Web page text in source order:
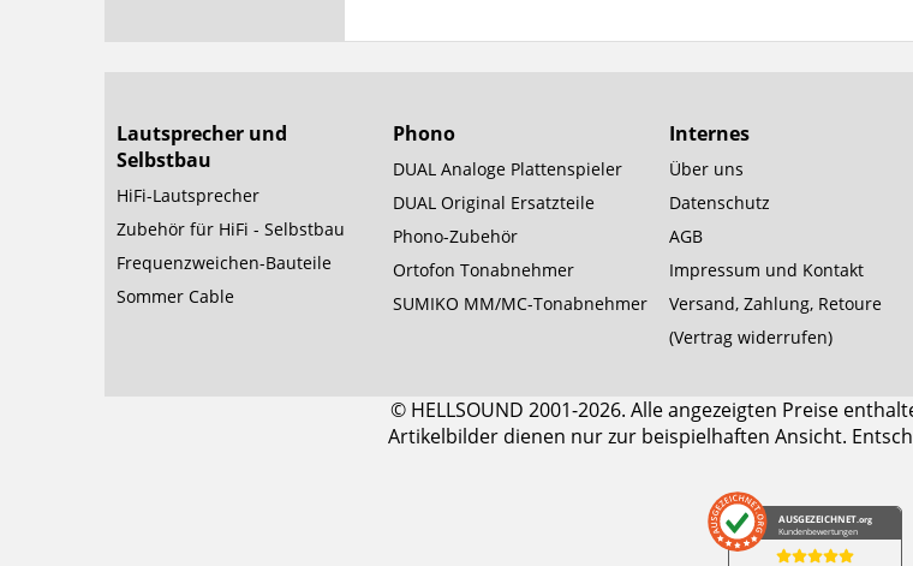
Lautsprecher und
Selbstbau
HiFi-Lautsprecher
Zubehör für HiFi - Selbstbau
Frequenzweichen-Bauteile
Sommer Cable
Phono
DUAL Analoge Plattenspieler
DUAL Original Ersatzteile
Phono-Zubehör
Ortofon Tonabnehmer
SUMIKO MM/MC-Tonabnehmer
Internes
Über uns
Datenschutz
AGB
Impressum und Kontakt
Versand, Zahlung, Retoure
(Vertrag widerrufen)
© HELLSOUND 2001-2026. Alle angezeigten Preise
Artikelbilder dienen nur zur beispielhaften Ansicht.
AUSGEZEICHNET .org
Kundenbewertungen